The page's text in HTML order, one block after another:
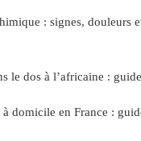
: signes, douleurs
le dos à l’africaine :
domicile en France :